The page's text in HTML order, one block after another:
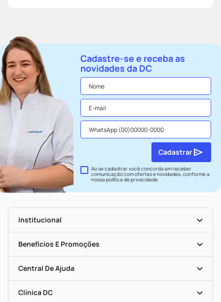
Cadastre-se e receba as
novidades da DC
Ao se cadastrar você concorda em receber
comunicação com ofertas e novidades, conforme a
nossapolítica de privacidade.
Cadastrar
Institucional
Nossas Lojas
Seja Uma Loja Parceira
Mapa De Categorias
Benefícios E Promoções
Convênios
Programa Popular Do Brasil
Encarte De Ofertas
Dermaclub
Central De Ajuda
Recompra Programada
Clínica DC